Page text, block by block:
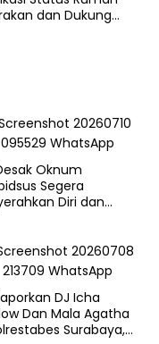
dan Dukung
Oknum
Segera
Diri dan
DJ Icha
Dan Mala Agatha
Surabaya,